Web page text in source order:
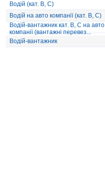
Водій (кат. B, С)
Водій на авто компанії (кат. В, С)
Водій-вантажник кат. B, С на авто
компанії (вантажні перевез...
Водій-вантажник